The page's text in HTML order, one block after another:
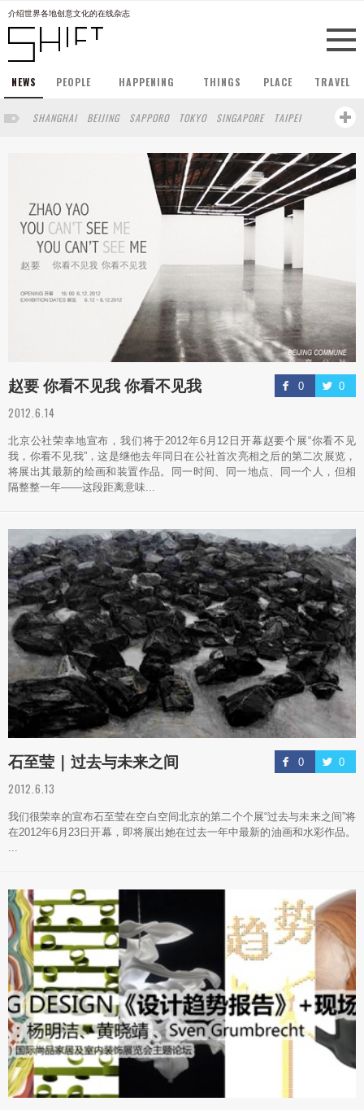
介绍世界各地创意文化的在线杂志
NEWS PEOPLE HAPPENING THINGS PLACE TRAVEL
SHANGHAI BEIJING SAPPORO TOKYO SINGAPORE
TAIPEI
SHAGNHAI HANGZHOU
MACOU
SHENZHEN TAIWANG NANJING
MILANO
0 0
赵要 你看不见我 你看不见我
2012.6.14
北京公社荣幸地宣布，我们将于2012年6月12日开幕赵要个展“你看不见
我，你看不见我”，这是继他去年同日在公社首次亮相之后的第二次展览，
将展出其最新的绘画和装置作品。同一时间、同一地点、同一个人，但相
隔整整一年——这段距离意味...
0 0
石至莹 | 过去与未来之间
2012.6.13
我们很荣幸的宣布石至莹在空白空间北京的第二个个展“过去与未来之间”将
在2012年6月23日开幕，即将展出她在过去一年中最新的油画和水彩作品。